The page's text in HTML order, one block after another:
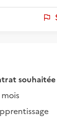
souhaitée
mois